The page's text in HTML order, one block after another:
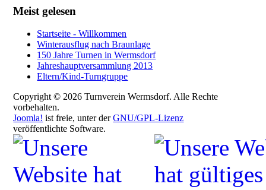
Meist gelesen
Startseite - Willkommen
Winterausflug nach Braunlage
150 Jahre Turnen in Wermsdorf
Jahreshauptversammlung 2013
Eltern/Kind-Turngruppe
Copyright © 2026 Turnverein Wermsdorf. Alle Rechte
vorbehalten.
Joomla! ist freie, unter derGNU/GPL-Lizenz
veröffentlichte Software.